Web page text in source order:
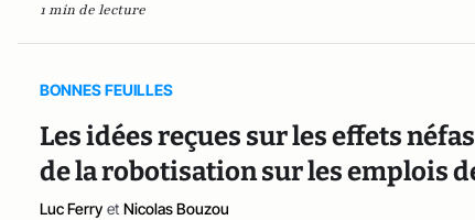
1 min de lecture
BONNES FEUILLES
Les idées reçues sur les effets
de la robotisation sur les emplois
Luc Ferry et Nicolas Bouzou